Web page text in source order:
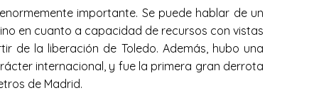
importante. Se puede hablar de un
en cuanto a capacidad de recursos con vistas
de la liberación de Toledo. Además, hubo una
internacional, y fue la primera gran derrota
de Madrid.